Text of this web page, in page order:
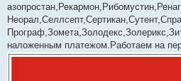
и
е
наложенным платежом.Работаем на